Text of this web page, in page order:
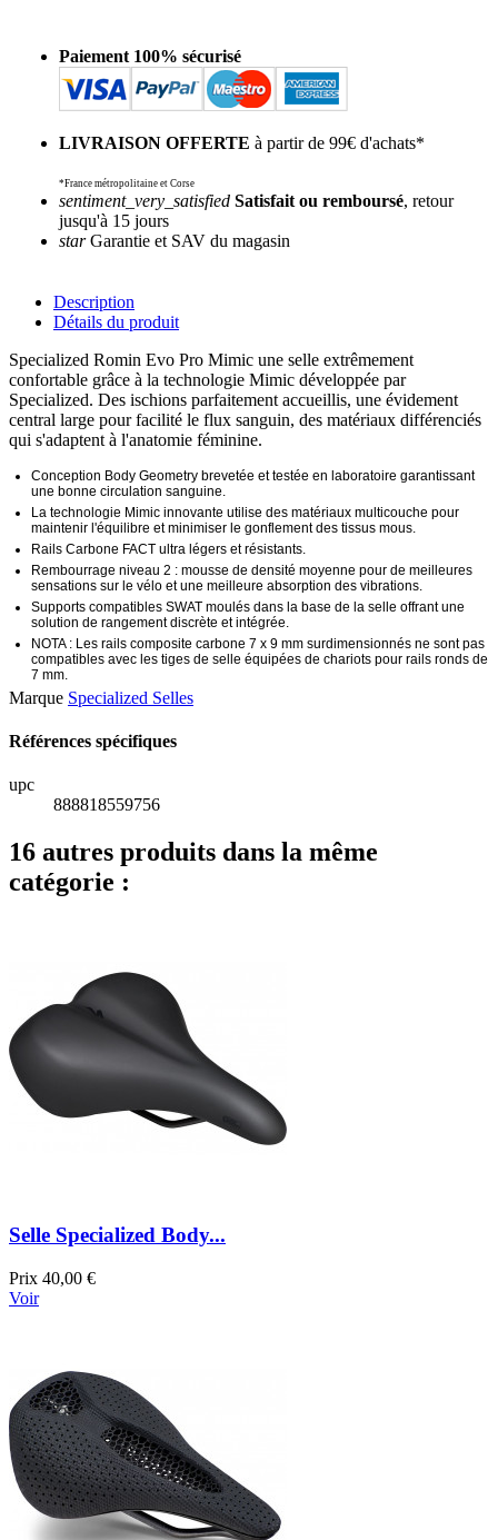
Paiement 100% sécurisé
LIVRAISON OFFERTE à partir de 99€ d'achats*
*France métropolitaine et Corse
sentiment_very_satisfied Satisfait ou remboursé, retour
jusqu'à 15 jours
starGarantie et SAV du magasin
Description
Détails du produit
Specialized Romin Evo Pro Mimic une selle extrêmement
confortable grâce à la technologie Mimic développée par
Specialized. Des ischions parfaitement accueillis, une évidement
central large pour facilité le flux sanguin, des matériaux différenciés
qui s'adaptent à l'anatomie féminine.
Conception Body Geometry brevetée et testée en laboratoire garantissant
une bonne circulation sanguine.
La technologie Mimic innovante utilise des matériaux multicouche pour
maintenir l'équilibre et minimiser le gonflement des tissus mous.
Rails Carbone FACT ultra légers et résistants.
Rembourrage niveau 2 : mousse de densité moyenne pour de meilleures
sensations sur le vélo et une meilleure absorption des vibrations.
Supports compatibles SWAT moulés dans la base de la selle offrant une
solution de rangement discrète et intégrée.
NOTA : Les rails composite carbone 7 x 9 mm surdimensionnés ne sont pas
compatibles avec les tiges de selle équipées de chariots pour rails ronds de
7 mm.
Marque Specialized Selles
Références spécifiques
upc
888818559756
16 autres produits dans la même
catégorie :
Selle Specialized Body...
Prix 40,00 €
Voir